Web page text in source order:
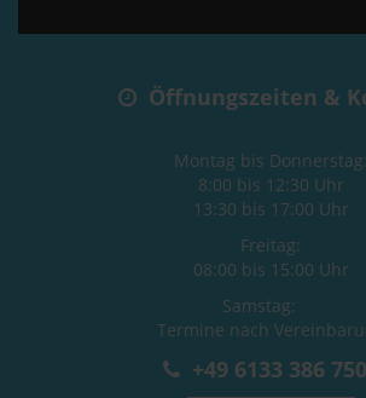
Öffnungszeiten &
Montag bis Donnerstag:
8:00 bis 12:30 Uhr
13:30 bis 17:00 Uhr
Freitag:
08:00 bis 15:00 Uhr
Samstag:
Termine nach
+49 6133 386